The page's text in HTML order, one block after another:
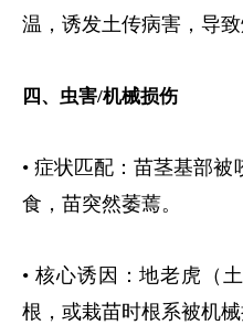
温，诱发土传病害，导致
四、虫害/机械损伤
• 症状匹配：苗茎基部
食，苗突然萎蔫。
• 核心诱因：地老虎（
根，或栽苗时根系被机械